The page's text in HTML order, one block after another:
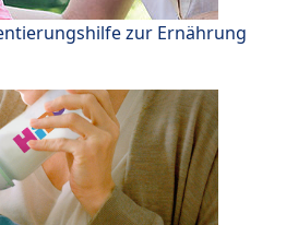
zur Ernährung